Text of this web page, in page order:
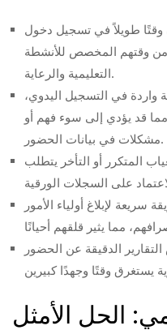
وقتًا طويلاً في تسجيل دخول
وقتهم المخصص للأنشطة
التعليمية والرعاية.
واردة في التسجيل اليدوي،
مما قد يؤدي إلى سوء فهم أو
مشكلات في بيانات الحضور.
المتكرر أو التأخر يتطلب
سريعة لإبلاغ أولياء الأمور
الدقيقة عن الحضور
الحل الأمثل